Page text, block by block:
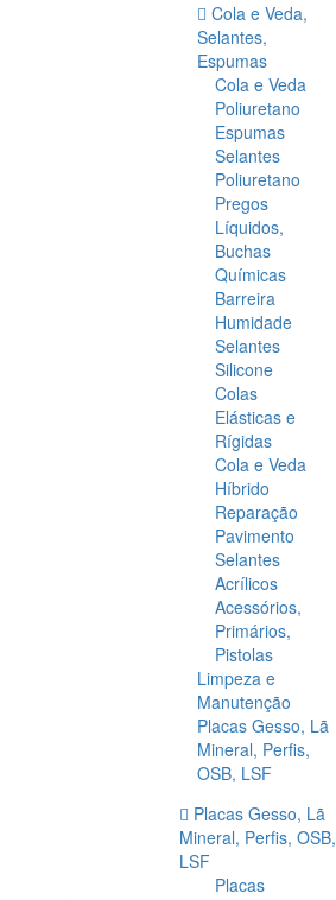
Cola e Veda,
Selantes,
Espumas
Cola e Veda
Poliuretano
Espumas
Selantes
Poliuretano
Pregos
Líquidos,
Buchas
Químicas
Barreira
Humidade
Selantes
Silicone
Colas
Elásticas e
Rígidas
Cola e Veda
Híbrido
Reparação
Pavimento
Selantes
Acrílicos
Acessórios,
Primários,
Pistolas
Limpeza e
Manutenção
Placas Gesso, Lã
Mineral, Perfis,
OSB, LSF
Placas Gesso, Lã
Mineral, Perfis, OSB,
LSF
Placas